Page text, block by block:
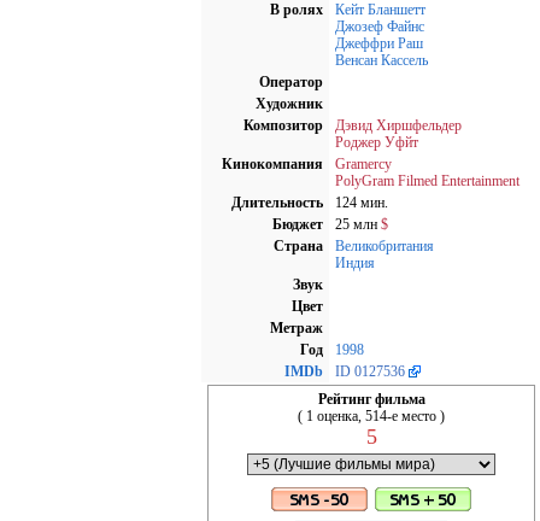
В ролях
Кейт Бланшетт
Джозеф Файнс
Джеффри Раш
Венсан Кассель
Оператор
Художник
Композитор
Дэвид Хиршфельдер
Роджер Уфйт
Кинокомпания
Gramercy
PolyGram Filmed Entertainment
Длительность
124 мин.
Бюджет
25 млн $
Страна
Великобритания
Индия
Звук
Цвет
Метраж
Год
1998
IMDb
ID 0127536
Рейтинг фильма
( 1 оценка, 514-е место )
5